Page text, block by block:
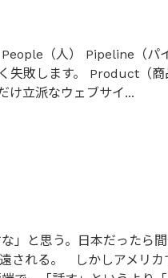
（人） Pipeline（パ
失敗します。 Product（
け立派なウェブサイ...
」と思う。日本だったら
される。 しかしアメリ